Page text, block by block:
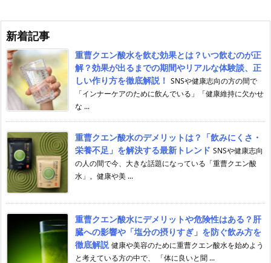
新着記事
重曹クエン酸水を飲む効果とは？いつ飲むのが正
解？効果が出るまでの期間やリアルな体験談、正
しい作り方を徹底解説！ SNSや健康志向の方の間で
「インナーケアのために飲んでいる」「健康維持に欠かせ
な ...
重曹クエン酸水のデメリットは？「飲みにくさ・
栄養不足」を解決する最新トレンド SNSや健康志向
の人の間で今、大きな話題になっている「重曹クエン酸
水」。健康や美 ...
重曹クエン酸水にデメリットや危険性はある？肝
臓への影響や「塩分の摂りすぎ」を防ぐ飲み方を
徹底解説 健康や美容のために重曹クエン酸水を始めよう
と考えている方の中で、 「体に良いと聞 ...